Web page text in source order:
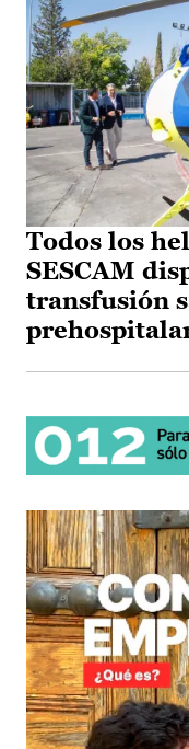
Todos los
SESCAM
transfusión